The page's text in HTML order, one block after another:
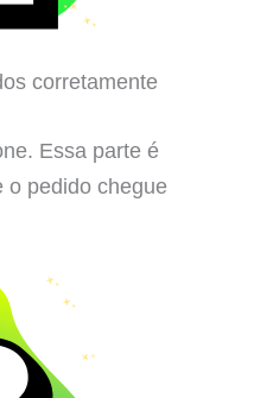
corretamente
Essa parte é
o pedido chegue